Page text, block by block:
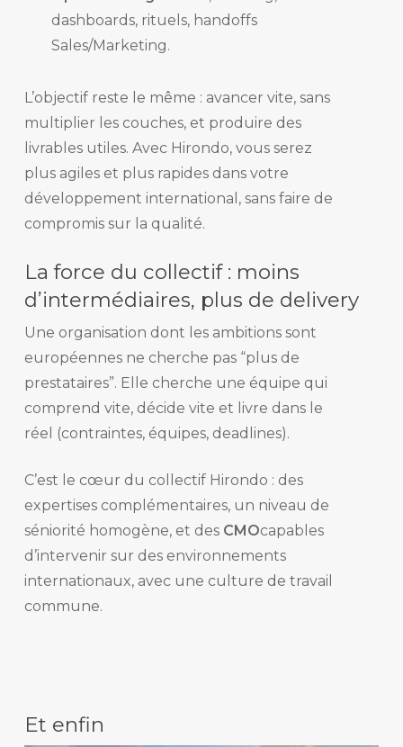
dashboards, rituels, handoffs
Sales/Marketing.
L’objectif reste le même : avancer vite, sans
multiplier les couches, et produire des
livrables utiles. Avec Hirondo, vous serez
plus agiles et plus rapides dans votre
développement international, sans faire de
compromis sur la qualité.
La force du collectif : moins
d’intermédiaires, plus de delivery
Une organisation dont les ambitions sont
européennes ne cherche pas “plus de
prestataires”. Elle cherche une équipe qui
comprend vite, décide vite et livre dans le
réel (contraintes, équipes, deadlines).
C’est le cœur du collectif Hirondo : des
expertises complémentaires, un niveau de
séniorité homogène, et des CMOcapables
d’intervenir sur des environnements
internationaux, avec une culture de travail
commune.
Et enfin